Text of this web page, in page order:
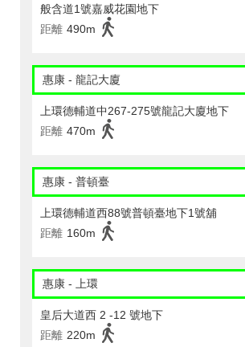
般含道1號嘉威花園地下
距離 490m
惠康 - 龍記大廈
上環德輔道中267-275號龍記大廈地下
距離 470m
惠康 - 普頓臺
上環德輔道西88號普頓臺地下1號舖
距離 160m
惠康 - 上環
皇后大道西 2 -12 號地下
距離 220m